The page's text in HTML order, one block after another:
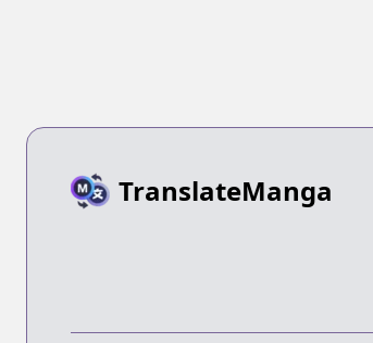
TranslateManga